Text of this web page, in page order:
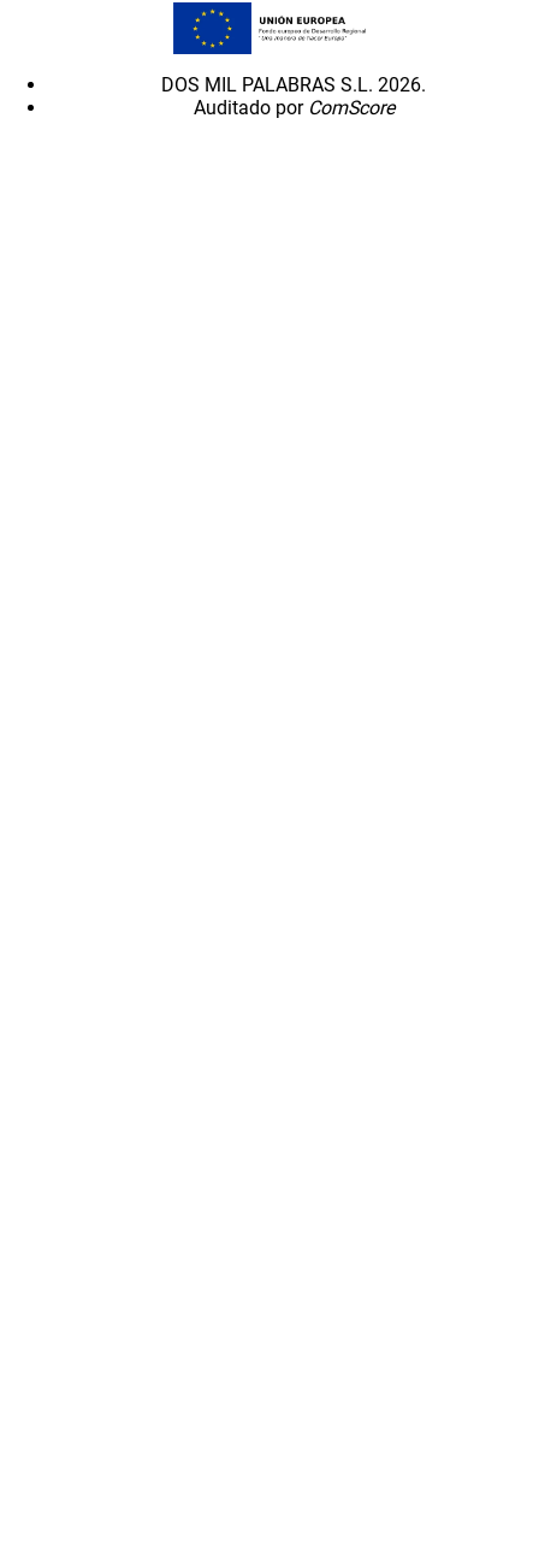
DOS MIL PALABRAS S.L. 2026.
Auditado por ComScore